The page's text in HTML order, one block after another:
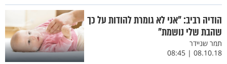
הודיה רביב: "אני לא גומרת להודות על כך
שהבת שלי נושמת"
תמר שניידר
08.10.18 | 08:45